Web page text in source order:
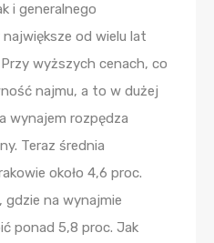
i generalnego
od wielu lat
wyższych cenach, co
najmu, a to w dużej
wynajem rozpędza
Teraz średnia
około 4,6 proc.
gdzie na wynajmie
ponad 5,8 proc. Jak